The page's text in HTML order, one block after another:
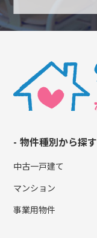
物件種別から探す
中古一戸建て
マンション
事業用物件